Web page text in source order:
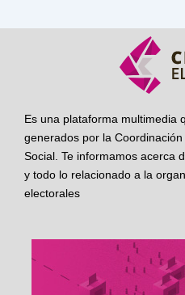
Es una plataforma multimedia
generados por la
Social. Te informamos acerca
y todo lo relacionado a la
electorales